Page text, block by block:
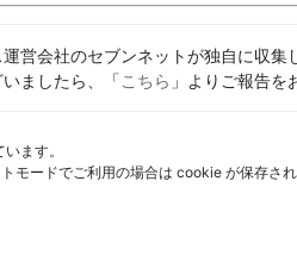
営会社のセブンネットが独自に収
ましたら、「こちら 」よりご報告を
ます。
モードでご利用の場合は cookie が保存さ